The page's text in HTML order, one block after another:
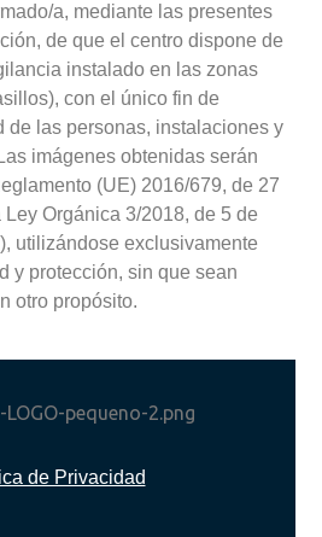
a, mediante las presentes
de que el centro dispone de
instalado en las zonas
con el único fin de
de las personas, instalaciones y
imágenes obtenidas serán
(UE) 2016/679, de 27
Orgánica 3/2018, de 5 de
utilizándose exclusivamente
y protección, sin que sean
otro propósito.
de Privacidad